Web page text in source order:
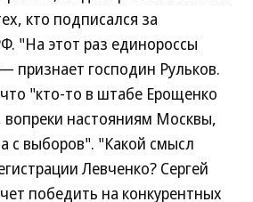
кто подписался за
"На этот раз единороссы
признает господин Рульков.
"кто-то в штабе Ерощенко
вопреки настояниям Москвы,
с выборов". "Какой смысл
Левченко? Сергей
победить на конкурентных